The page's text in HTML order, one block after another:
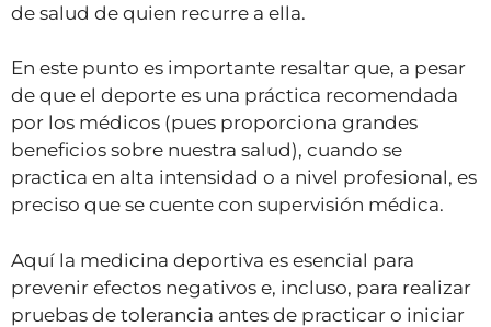
de salud de quien recurre a ella.
En este punto es importante resaltar que, a pesar
de que el deporte es una práctica recomendada
por los médicos (pues proporciona grandes
beneficios sobre nuestra salud), cuando se
practica en alta intensidad o a nivel profesional, es
preciso que se cuente con supervisión médica.
Aquí la medicina deportiva es esencial para
prevenir efectos negativos e, incluso, para realizar
pruebas de tolerancia antes de practicar o iniciar